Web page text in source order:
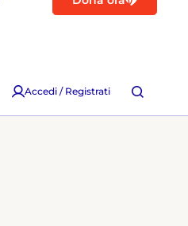
Accedi / Registrati